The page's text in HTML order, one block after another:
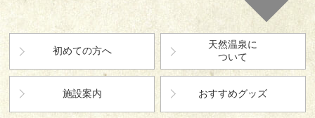
初めての方へ
天然温泉に
ついて
施設案内 おすすめグッズ